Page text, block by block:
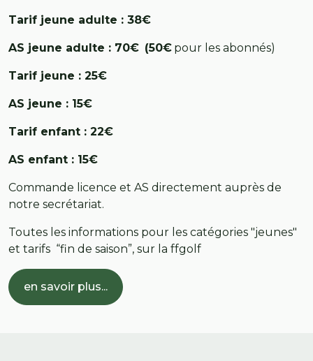
Tarif jeune adulte : 38€
AS jeune adulte : 70€ (50€ pour les abonnés)
Tarif jeune : 25€
AS jeune : 15€
Tarif enfant : 22€
AS enfant : 15€
Commande licence et AS directement auprès de
notre secrétariat.
Toutes les informations pour les catégories "jeunes"
et tarifs “fin de saison”, sur la ffgolf
en savoir plus...